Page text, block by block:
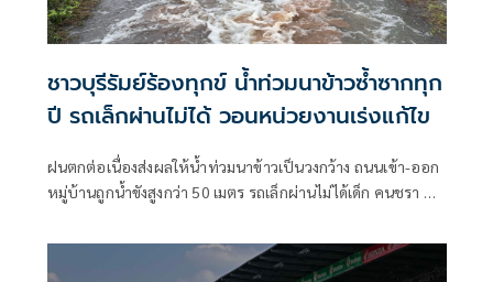
ชาวบุรีรัมย์ร้องทุกข์ น้ำท่วมนาข้าวซ้ำซากทุก
ปี รถเล็กผ่านไม่ได้ วอนหน่วยงานเร่งแก้ไข
ฝนตกต่อเนื่องส่งผลให้น้ำท่วมนาข้าวเป็นวงกว้าง ถนนเข้า-ออก
หมู่บ้านถูกน้ำขังสูงกว่า 50 เมตร รถเล็กผ่านไม่ได้เด็ก คนชรา ผู้
หน่วยงานที่เกี่ยวข้องแก้ไข ขณะ อบต.เคยเสนอของบมาวาง
บล็อกคอนเวิร์สแก้ปัญหาระยะยาว แต่ถูกโยกไปที่อื่น เตรียม